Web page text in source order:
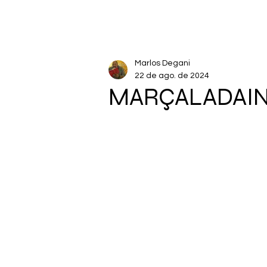
Marlos Degani
22 de ago. de 2024